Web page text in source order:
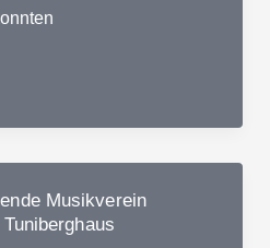
Musikverein